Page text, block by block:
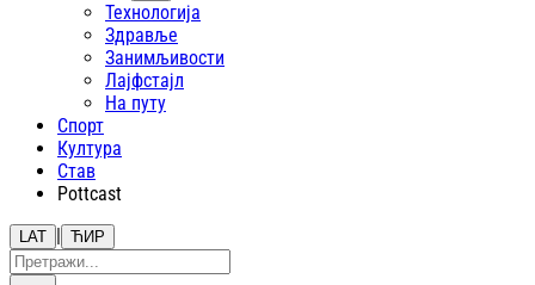
Технологија
Здравље
Занимљивости
Лајфстajл
На путу
Спорт
Култура
Став
Pottcast
LAT | ЋИР